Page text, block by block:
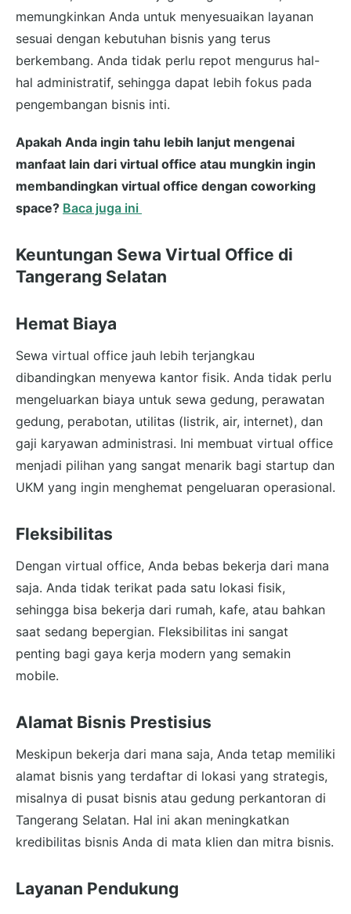
memungkinkan Anda untuk menyesuaikan layanan
sesuai dengan kebutuhan bisnis yang terus
berkembang. Anda tidak perlu repot mengurus hal-
hal administratif, sehingga dapat lebih fokus pada
pengembangan bisnis inti.
Apakah Anda ingin tahu lebih lanjut mengenai
manfaat lain dari virtual office atau mungkin ingin
membandingkan virtual office dengan coworking
space? Baca juga ini
Keuntungan Sewa Virtual Office di
Tangerang Selatan
Hemat Biaya
Sewa virtual office jauh lebih terjangkau
dibandingkan menyewa kantor fisik. Anda tidak perlu
mengeluarkan biaya untuk sewa gedung, perawatan
gedung, perabotan, utilitas (listrik, air, internet), dan
gaji karyawan administrasi. Ini membuat virtual office
menjadi pilihan yang sangat menarik bagi startup dan
UKM yang ingin menghemat pengeluaran operasional.
Fleksibilitas
Dengan virtual office, Anda bebas bekerja dari mana
saja. Anda tidak terikat pada satu lokasi fisik,
sehingga bisa bekerja dari rumah, kafe, atau bahkan
saat sedang bepergian. Fleksibilitas ini sangat
penting bagi gaya kerja modern yang semakin
mobile.
Alamat Bisnis Prestisius
Meskipun bekerja dari mana saja, Anda tetap memiliki
alamat bisnis yang terdaftar di lokasi yang strategis,
misalnya di pusat bisnis atau gedung perkantoran di
Tangerang Selatan. Hal ini akan meningkatkan
kredibilitas bisnis Anda di mata klien dan mitra bisnis.
Layanan Pendukung